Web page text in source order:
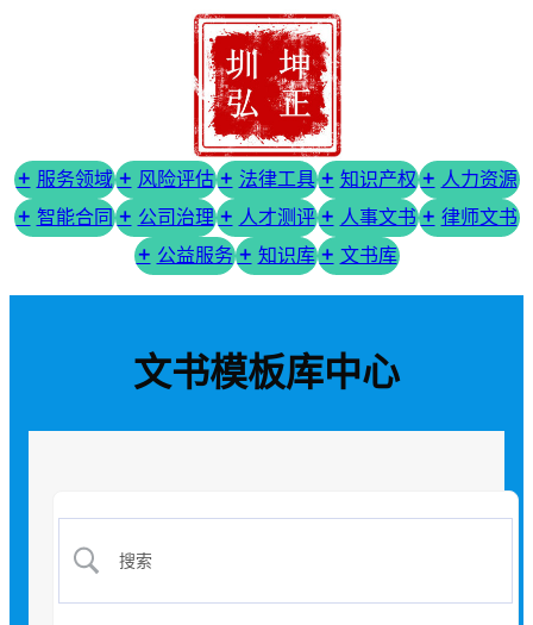
服务领域 风险评估 法律工具 知识产权
人力资源
智能合同
公司治理 人才测评 人事文书
律师文书
公益服务
知识库 文书库
文书模板库中心